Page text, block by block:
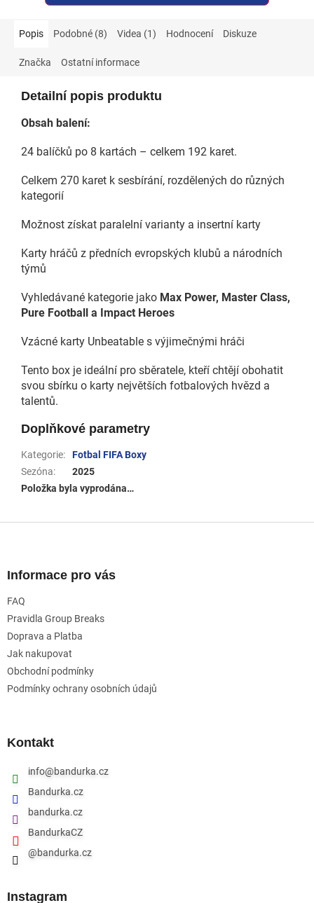
Popis Podobné (8) Videa (1) Hodnocení Diskuze
Značka Ostatní informace
Detailní popis produktu
Obsah balení:
24 balíčků po 8 kartách – celkem 192 karet.
Celkem 270 karet k sesbírání, rozdělených do různých
kategorií
Možnost získat paralelní varianty a insertní karty
Karty hráčů z předních evropských klubů a národních
týmů
Vyhledávané kategorie jako Max Power, Master Class,
Pure Football a Impact Heroes
Vzácné karty Unbeatable s výjimečnými hráči
Tento box je ideální pro sběratele, kteří chtějí obohatit
svou sbírku o karty největších fotbalových hvězd a
talentů.
Doplňkové parametry
Kategorie:
Fotbal FIFA Boxy
Sezóna:
2025
Položka byla vyprodána…
Informace pro vás
FAQ
Pravidla Group Breaks
Doprava a Platba
Jak nakupovat
Obchodní podmínky
Podmínky ochrany osobních údajů
Kontakt
info@bandurka.cz
Bandurka.cz
bandurka.cz
BandurkaCZ
@bandurka.cz
Instagram